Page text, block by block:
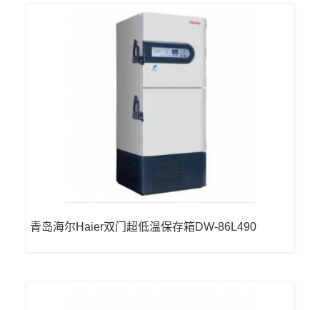
青岛海尔Haier双门超低温保存箱DW-86L490